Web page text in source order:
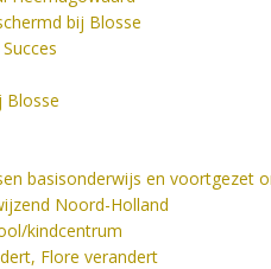
bij Blosse
Blosse
basisonderwijs en voortgezet
Noord-Holland
kindcentrum
Flore verandert